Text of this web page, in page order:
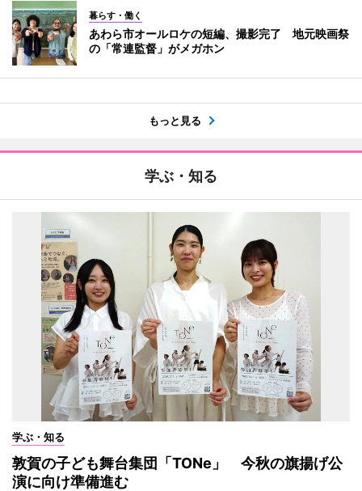
暮らす・働く
あわら市オールロケの短編、撮影完了 地元映画祭
の「常連監督」がメガホン
もっと見る
学ぶ・知る
学ぶ・知る
敦賀の子ども舞台集団「TONe」 今秋の旗揚げ公
演に向け準備進む